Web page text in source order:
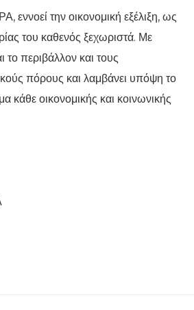
την οικονομική εξέλιξη, ως
του καθενός ξεχωριστά. Με
το περιβάλλον και τους
πόρους και λαμβάνει υπόψη το
κάθε οικονομικής και κοινωνικής